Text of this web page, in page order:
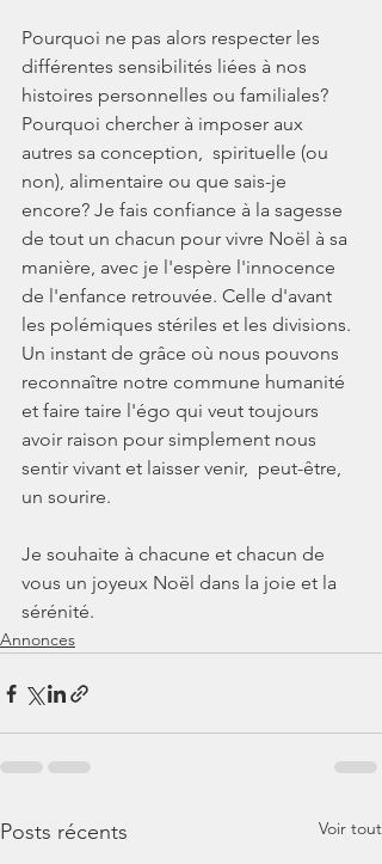
Pourquoi ne pas alors respecter les
différentes sensibilités liées à nos
histoires personnelles ou familiales?
Pourquoi chercher à imposer aux
autres sa conception,  spirituelle (ou
non), alimentaire ou que sais-je
encore? Je fais confiance à la sagesse
de tout un chacun pour vivre Noël à sa
manière, avec je l'espère l'innocence
de l'enfance retrouvée. Celle d'avant
les polémiques stériles et les divisions.
Un instant de grâce où nous pouvons
reconnaître notre commune humanité
et faire taire l'égo qui veut toujours
avoir raison pour simplement nous
sentir vivant et laisser venir,  peut-être,
un sourire.
Je souhaite à chacune et chacun de
vous un joyeux Noël dans la joie et la
sérénité.
Annonces
Posts récents Voir tout